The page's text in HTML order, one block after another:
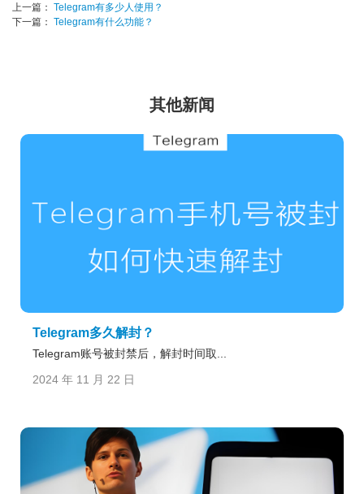
上一篇： Telegram有多少人使用？
下一篇： Telegram有什么功能？
其他新闻
Telegram多久解封？
Telegram账号被封禁后，解封时间取...
2024 年 11 月 22 日